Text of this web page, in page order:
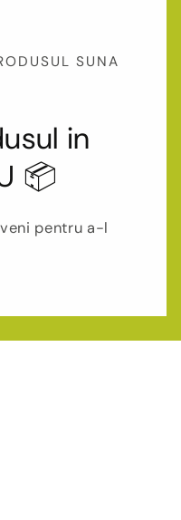
SUNA
in
📦
pentru a-l